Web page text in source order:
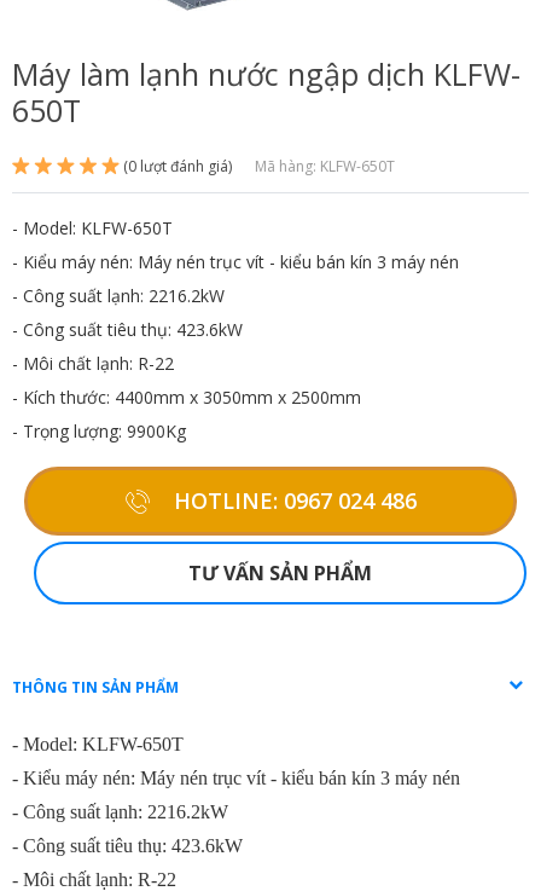
Máy làm lạnh nước ngập dịch KLFW-
650T
(0 lượt đánh giá) Mã hàng: KLFW-650T
- Model: KLFW-650T
- Kiểu máy nén: Máy nén trục vít - kiểu bán kín 3 máy nén
- Công suất lạnh: 2216.2kW
- Công suất tiêu thụ: 423.6kW
- Môi chất lạnh: R-22
- Kích thước: 4400mm x 3050mm x 2500mm
- Trọng lượng: 9900Kg
HOTLINE: 0967 024 486
TƯ VẤN SẢN PHẨM
THÔNG TIN SẢN PHẨM
- Model: KLFW-650T
- Kiểu máy nén: Máy nén trục vít - kiểu bán kín 3 máy nén
- Công suất lạnh: 2216.2kW
- Công suất tiêu thụ: 423.6kW
- Môi chất lạnh: R-22